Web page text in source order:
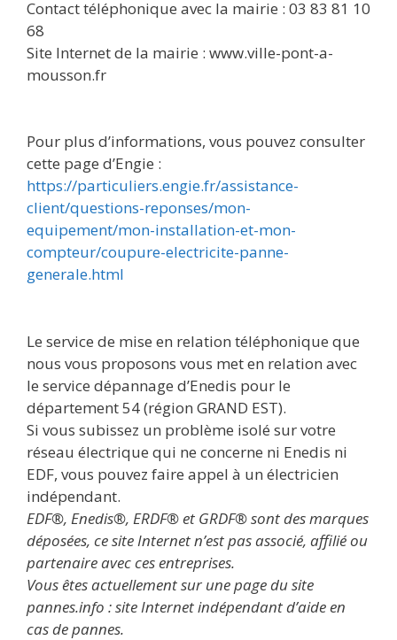
Contact téléphonique avec la mairie : 03 83 81 10
68
Site Internet de la mairie : www.ville-pont-a-
mousson.fr
Pour plus d’informations, vous pouvez consulter
cette page d’Engie :
https://particuliers.engie.fr/assistance-
client/questions-reponses/mon-
equipement/mon-installation-et-mon-
compteur/coupure-electricite-panne-
generale.html
Le service de mise en relation téléphonique que
nous vous proposons vous met en relation avec
le service dépannage d’Enedis pour le
département 54 (région GRAND EST).
Si vous subissez un problème isolé sur votre
réseau électrique qui ne concerne ni Enedis ni
EDF, vous pouvez faire appel à un électricien
indépendant.
EDF®, Enedis®, ERDF® et GRDF® sont des marques
déposées, ce site Internet n’est pas associé, affilié ou
partenaire avec ces entreprises.
Vous êtes actuellement sur une page du site
pannes.info : site Internet indépendant d’aide en
cas de pannes.